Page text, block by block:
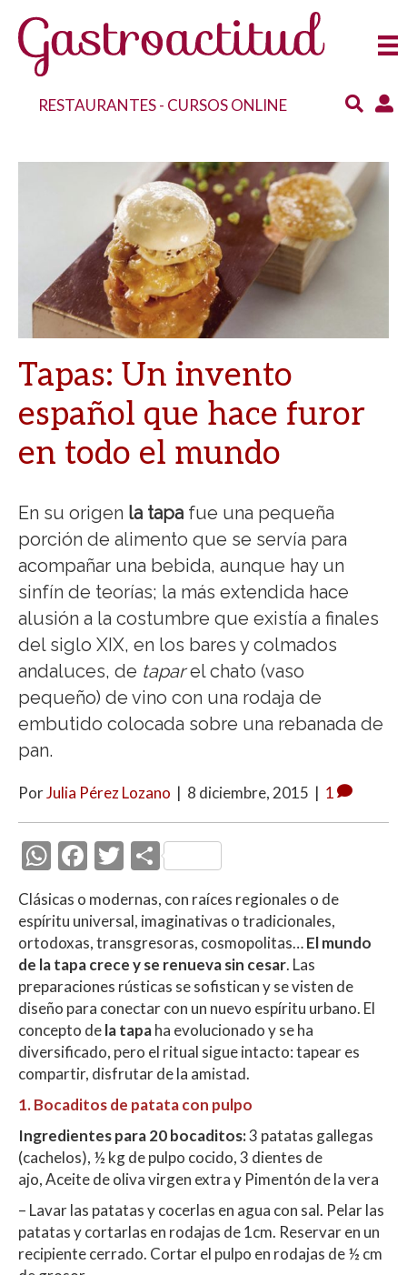
RESTAURANTES- CURSOS ONLINE
Tapas: Un invento
español que hace furor
en todo el mundo
En su origen la tapa fue una pequeña
porción de alimento que se servía para
acompañar una bebida, aunque hay un
sinfín de teorías; la más extendida hace
alusión a la costumbre que existía a finales
del siglo XIX, en los bares y colmados
andaluces, de taparel chato (vaso
pequeño) de vino con una rodaja de
embutido colocada sobre una rebanada de
pan.
PorJulia Pérez Lozano | 8 diciembre, 2015 | 1
W
h
at
s
A
p
p
F
e
b
o
o
k
T
itt
er
C
m
p
ar
ti
r
Clásicas o modernas, con raíces regionales o de
espíritu universal, imaginativas o tradicionales,
ortodoxas, transgresoras, cosmopolitas…El mundo
de la tapa crece y se renueva sin cesar. Las
preparaciones rústicas se sofistican y se visten de
diseño para conectar con un nuevo espíritu urbano. El
concepto dela tapaha evolucionado y se ha
diversificado, pero el ritual sigue intacto: tapear es
compartir, disfrutar de la amistad.
1. Bocaditos de patata con pulpo
Ingredientes para 20 bocaditos:3 patatas gallegas
(cachelos), ½ kg de pulpo cocido, 3 dientes de
ajo, Aceite de oliva virgen extra y Pimentón de la vera
– Lavar las patatas y cocerlas en agua con sal. Pelar las
patatas y cortarlas en rodajas de 1cm. Reservar en un
recipiente cerrado. Cortar el pulpo en rodajas de ½ cm